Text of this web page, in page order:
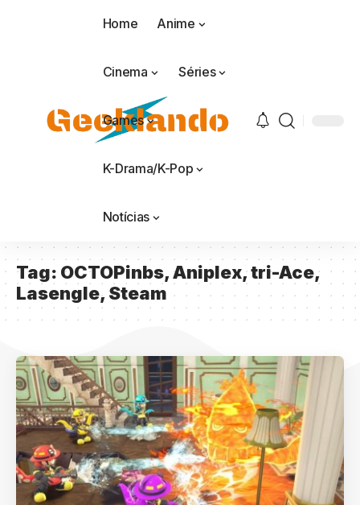
Home Anime
Cinema Séries
Games
K-Drama/K-Pop
Notícias
Tag: OCTOPinbs, Aniplex, tri-Ace,
Lasengle, Steam